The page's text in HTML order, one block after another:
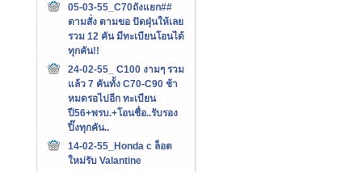
05-03-55_C70ถังแยก##
ตามสั่ง ตามขอ ปัดฝุ่นให้เลย
รวม 12 คัน มีทะเบียนโอนได้
ทุกคัน!!
24-02-55_ C100 งามๆ รวม
แล้ว 7 คันทั้ง C70-C90 ช้า
หมดรอไปอีก ทะเบียน
ปี56+พรบ.+โอนชื่อ..รับรอง
ปิ๊งทุกคัน..
14-02-55_Honda c ล็อต
ใหม่รับ Valantine